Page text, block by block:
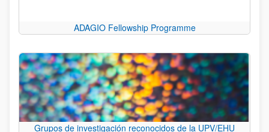
ADAGIO Fellowship Programme
Grupos de investigación reconocidos de la UPV/EHU